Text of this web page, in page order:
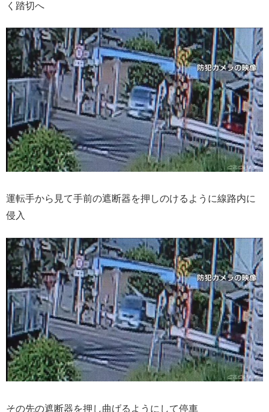
く踏切へ
運転手から見て手前の遮断器を押しのけるように線路内に
侵入
その先の遮断器を押し曲げるようにして停車